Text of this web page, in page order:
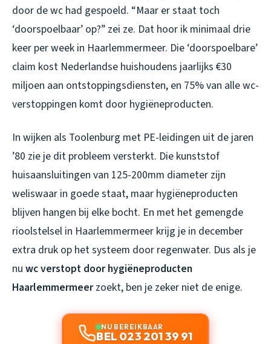
door de wc had gespoeld. “Maar er staat toch
‘doorspoelbaar’ op?” zei ze. Dat hoor ik minimaal drie
keer per week in Haarlemmermeer. Die ‘doorspoelbare’
claim kost Nederlandse huishoudens jaarlijks €30
miljoen aan ontstoppingsdiensten, en 75% van alle wc-
verstoppingen komt door hygiëneproducten.
In wijken als Toolenburg met PE-leidingen uit de jaren
’80 zie je dit probleem versterkt. Die kunststof
huisaansluitingen van 125-200mm diameter zijn
weliswaar in goede staat, maar hygiëneproducten
blijven hangen bij elke bocht. En met het gemengde
rioolstelsel in Haarlemmermeer krijg je in december
extra druk op het systeem door regenwater. Dus als je
nu wc verstopt door hygiëneproducten
Haarlemmermeerzoekt, ben je zeker niet de enige.
NU BEREIKBAAR
BEL 023 201 39 91